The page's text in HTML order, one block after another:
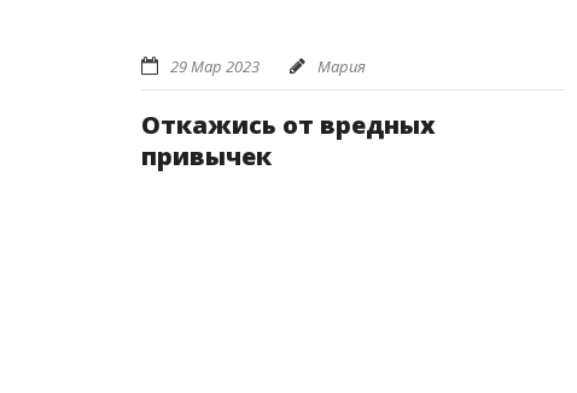
29 Мар 2023 Мария
Откажись от вредных
привычек